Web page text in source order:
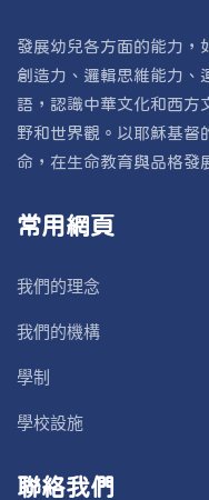
發展幼兒各方面的能力，
創造力、邏輯思維能力、
語，認識中華文化和西方
野和世界觀。以耶穌基督
命，在生命教育與品格發
常用網頁
我們的理念
我們的機構
學制
學校設施
聯絡我們